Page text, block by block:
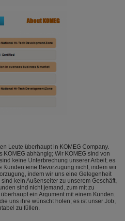
Leute überhaupt in KOMEG Company.
abhängig; Wir KOMEG sind von
keine Unterbrechung unserer Arbeit; es
Kunden eine Bevorzugung nicht, indem wir
indem wir uns eine Gelegenheit
kein Außenseiter zu unserem Geschäft,
sind nicht jemand, zum mit zu
ein Argument mit einem Kunden.
uns ihre wünscht holen; es ist unser Job,
zu füllen.